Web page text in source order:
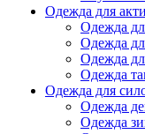
Одежда для
Одежда
Одежда
Одежда
Одежда
Одежда для
Одежда
Одежда